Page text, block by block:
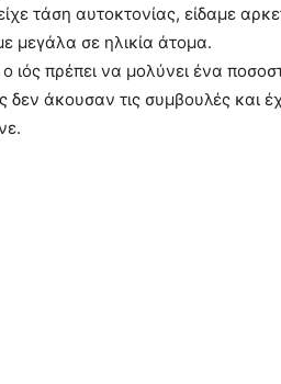
τάση αυτοκτονίας, είδαμε
μεγάλα σε ηλικία άτομα.
ιός πρέπει να μολύνει ένα
δεν άκουσαν τις συμβουλές και